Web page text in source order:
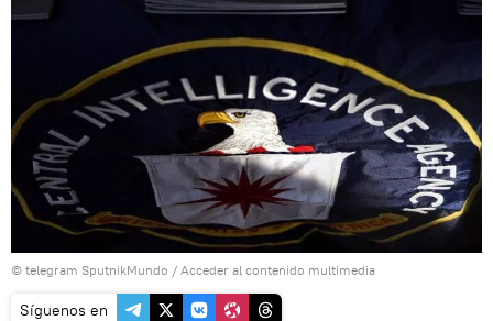
© telegram SputnikMundo / Acceder al contenido multimedia
Síguenos en